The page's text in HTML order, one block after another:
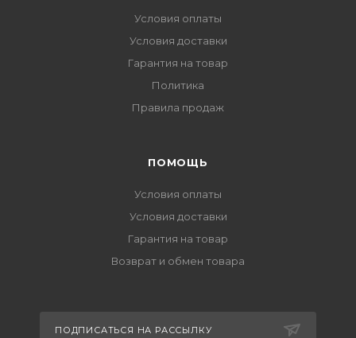
Условия оплаты
Условия доставки
Гарантия на товар
Политика
Правила продаж
ПОМОЩЬ
Условия оплаты
Условия доставки
Гарантия на товар
Возврат и обмен товара
ПОДПИСАТЬСЯ НА РАССЫЛКУ